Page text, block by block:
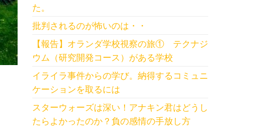
た。
批判されるのが怖いのは・・
【報告】オランダ学校視察の旅① テクナジ
ウム（研究開発コース）がある学校
イライラ事件からの学び。納得するコミュニ
ケーションを取るには
スターウォーズは深い！アナキン君はどうし
たらよかったのか？負の感情の手放し方